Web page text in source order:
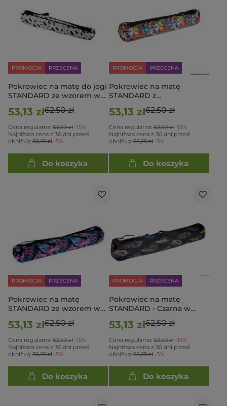
PROMOCJA PRZECENA
Pokrowiec na matę do jogi
STANDARD ze wzorem w
czarne i szare pióra
53,13 zł62,50 zł
Cena regularna: 62,50 zł -15%
Najniższa cena z 30 dni przed
obniżką: 56,25 zł -5%
Do koszyka
PROMOCJA PRZECENA
Pokrowiec na matę
STANDARD z
nowoczesnym wzorem
53,13 zł62,50 zł
Cena regularna: 62,50 zł -15%
Najniższa cena z 30 dni przed
obniżką: 56,25 zł -5%
Do koszyka
PROMOCJA PRZECENA
Pokrowiec na matę
STANDARD ze wzorem w
pióra z odcieniem różu
53,13 zł62,50 zł
Cena regularna: 62,50 zł -15%
Najniższa cena z 30 dni przed
obniżką: 56,25 zł -5%
Do koszyka
PROMOCJA PRZECENA
Pokrowiec na matę
STANDARD - Czarna w
kolorowe piórka
53,13 zł62,50 zł
Cena regularna: 62,50 zł -15%
Najniższa cena z 30 dni przed
obniżką: 56,25 zł -5%
Do koszyka